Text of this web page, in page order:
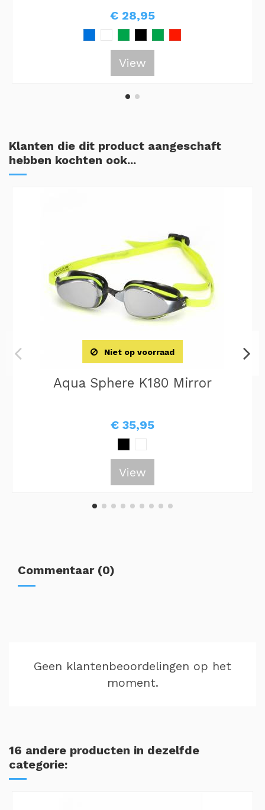
€ 28,95
View
Klanten die dit product aangeschaft
hebben kochten ook...
Niet op voorraad
Aqua Sphere K180 Mirror
€ 35,95
View
Commentaar (0)
Geen klantenbeoordelingen op het
moment.
16 andere producten in dezelfde
categorie: